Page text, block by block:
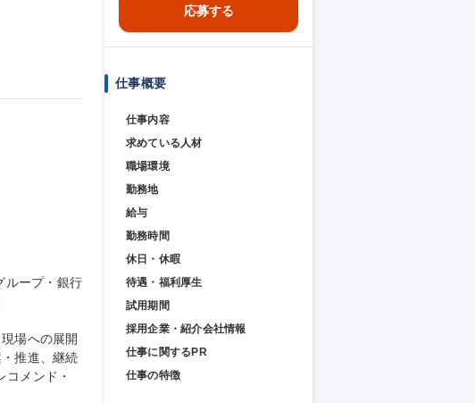
ループ・銀行
場への展開
推進、継続
メンド・
応募する
仕事概要
仕事内容
求めている人材
職場環境
勤務地
給与
勤務時間
休日・休暇
待遇・福利厚生
試用期間
採用企業・紹介会社情報
仕事に関するPR
仕事の特徴